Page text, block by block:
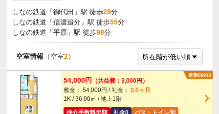
しなの鉄道「御代田」駅 徒歩28分
しなの鉄道「信濃追分」駅 徒歩55分
しなの鉄道「平原」駅 徒歩98分
空室情報 （空室2）
更新08/03
54,000円
（共益費：3,000円）
敷金： 54,000円 / 礼金： 0.0ヶ月
1K / 36.00㎡ / 地上1階